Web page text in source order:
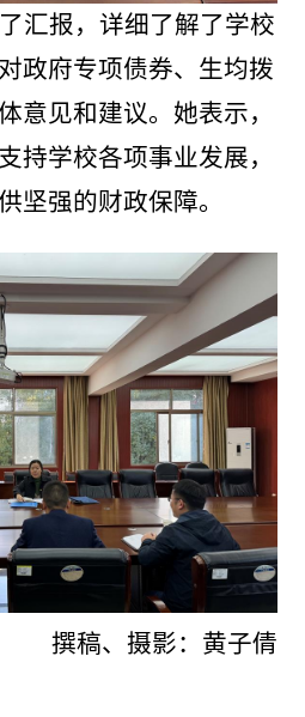
汇报，详细了解了学校
政府专项债券、 生均拨
意见和建议。 她表示，
持学校各项事业发展，
坚强的财政保障。
撰稿、摄影：黄子倩